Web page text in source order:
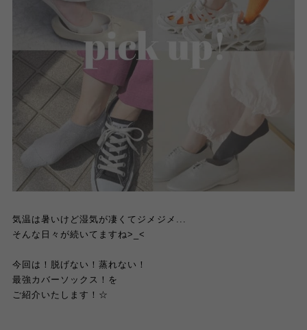
気温は暑いけど湿気が凄くてジメジメ
そんな日々が続いてますね>_<
今回は！脱げない！蒸れない！
最強カバーソックス！を
ご紹介いたします！ ☆